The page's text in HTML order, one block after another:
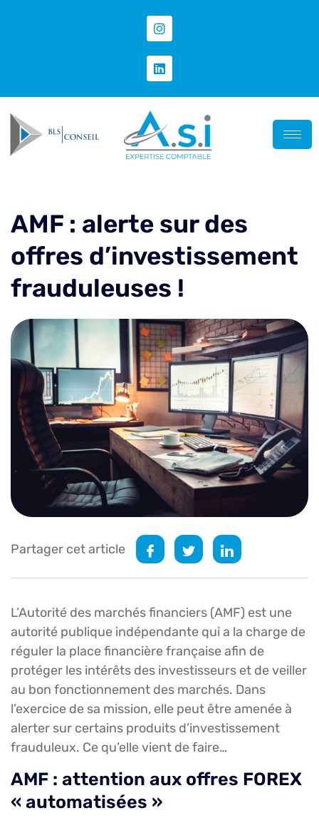
AMF : alerte sur des
offres d’investissement
frauduleuses !
Partager cet article
L’Autorité des marchés financiers (AMF) est une
autorité publique indépendante qui a la charge de
réguler la place financière française afin de
protéger les intérêts des investisseurs et de veiller
au bon fonctionnement des marchés. Dans
l’exercice de sa mission, elle peut être amenée à
alerter sur certains produits d’investissement
frauduleux. Ce qu’elle vient de faire…
AMF : attention aux offres FOREX
« automatisées »